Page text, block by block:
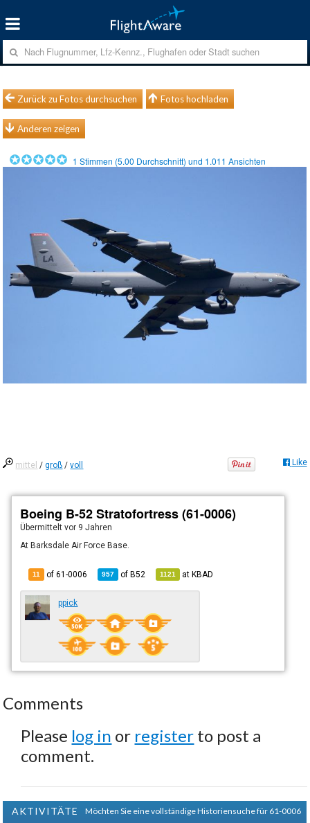
Zurück zu Fotos durchsuchen Fotos hochladen
Anderen zeigen
1 Stimmen (5.00 Durchschnitt) und 1.011 Ansichten
mittel /groß /voll Like
Boeing B-52 Stratofortress (61-0006)
Übermitteltvor 9 Jahren
At Barksdale Air Force Base.
11 of 61-0006 957 ofB52 1121 atKBAD
ppick
Comments
Please log in or register to post a
comment.
AKTIVITÄTE
Möchten Sie eine vollständige Historiensuche für 61-0006